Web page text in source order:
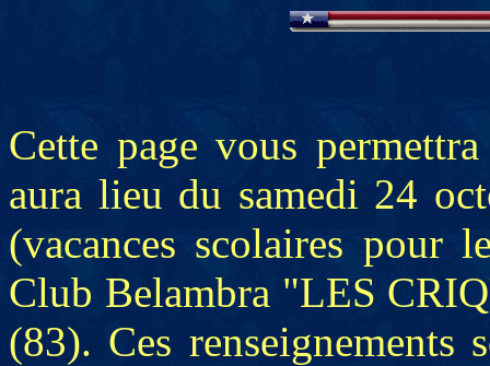
Cette page vous
aura lieu du samedi 24
(vacances scolaires pour
Club Belambra "LES
(83). Ces